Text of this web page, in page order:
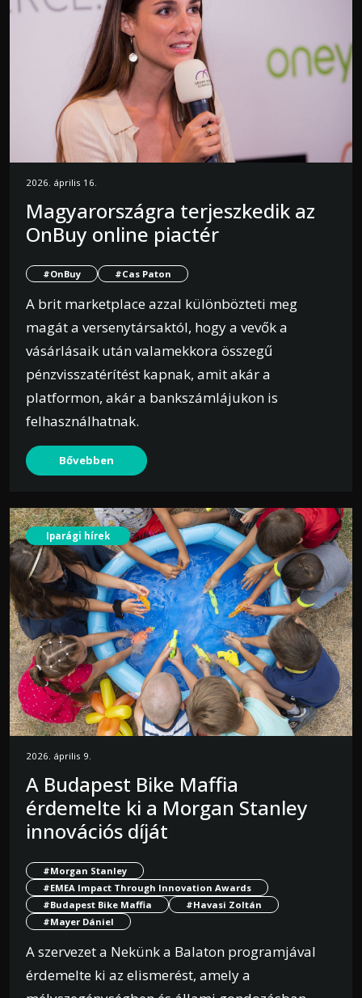
2026. április 16.
Magyarországra terjeszkedik az
OnBuy online piactér
#OnBuy #Cas Paton
A brit marketplace azzal különbözteti meg
magát a versenytársaktól, hogy a vevők a
vásárlásaik után valamekkora összegű
pénzvisszatérítést kapnak, amit akár a
platformon, akár a bankszámlájukon is
felhasználhatnak.
Bővebben
Iparági hírek
2026. április 9.
A Budapest Bike Maffia
érdemelte ki a Morgan Stanley
innovációs díját
#Morgan Stanley
#EMEA Impact Through Innovation Awards
#Budapest Bike Maffia
#Havasi Zoltán
#Mayer Dániel
A szervezet a Nekünk a Balaton programjával
érdemelte ki az elismerést, amely a